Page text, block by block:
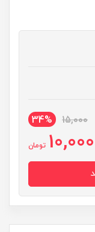
15,000
34%
10,000 تومان